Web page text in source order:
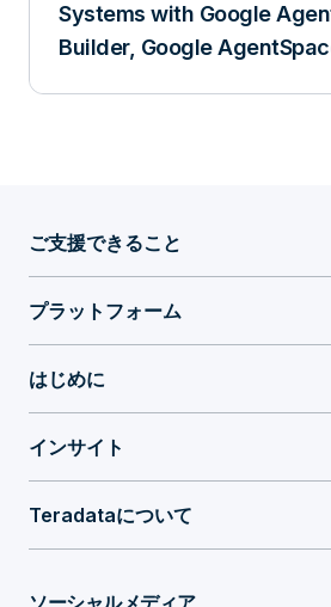
Systems with Google
Builder, Google
ご支援できること
プラットフォーム
はじめに
インサイト
Teradataについて
ソーシャルメディア